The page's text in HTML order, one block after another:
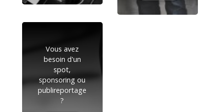
Vous avez
besoin d'un
spot,
sponsoring ou
publireportage
?